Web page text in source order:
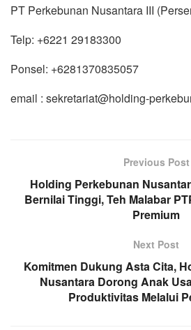
PT Perkebunan Nusantara III
Telp: +6221 29183300
Ponsel: +6281370835057
email : sekretariat@holding-
Previous Post
Holding Perkebunan
Bernilai Tinggi, Teh Malabar
Premium
Next Post
Komitmen Dukung Asta Cita,
Nusantara Dorong Anak
Produktivitas Melalui